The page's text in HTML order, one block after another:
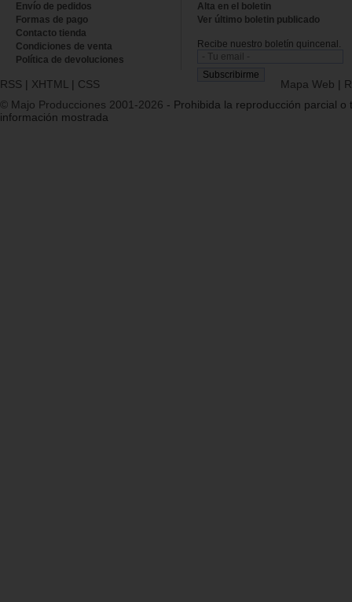
Envío de pedidos
Formas de pago
Contacto tienda
Condiciones de venta
Política de devoluciones
Alta en el boletin
Ver último boletin publicado
Recibe nuestro boletín quincenal.
RSS | XHTML | CSS Mapa Web |
© Majo Producciones 2001-2026 - Prohibida la reproducción parcial o
información mostrada